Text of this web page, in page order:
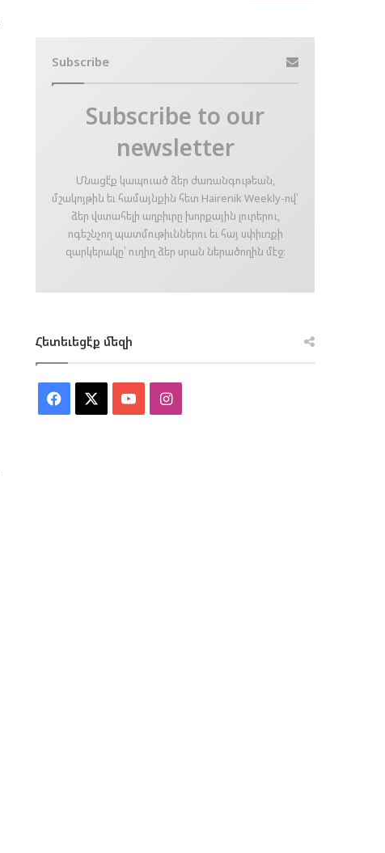
Subscribe
Subscribe to our
newsletter
Մնացէ՛ք կապուած ձեր ժառանգութեան,
մշակոյթին եւ համայնքին հետ Hairenik Weekly-ով՝
ձեր վստահելի աղբիւրը խորքային լուրերու,
ոգեշնչող պատմութիւններու եւ հայ սփիւռքի
զարկերակը՝ ուղիղ ձեր սրան ներածողին մէջ։
Հետեւեցէ՛ք մեզի
Facebook YouTubeInstagram